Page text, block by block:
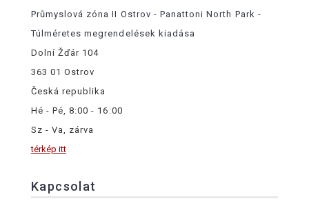
Průmyslová zóna II Ostrov - Panattoni North Park -
Túlméretes megrendelések kiadása
Dolní Žďár 104
363 01 Ostrov
Česká republika
Hé - Pé, 8:00 - 16:00
Sz - Va, zárva
térkép itt
Kapcsolat